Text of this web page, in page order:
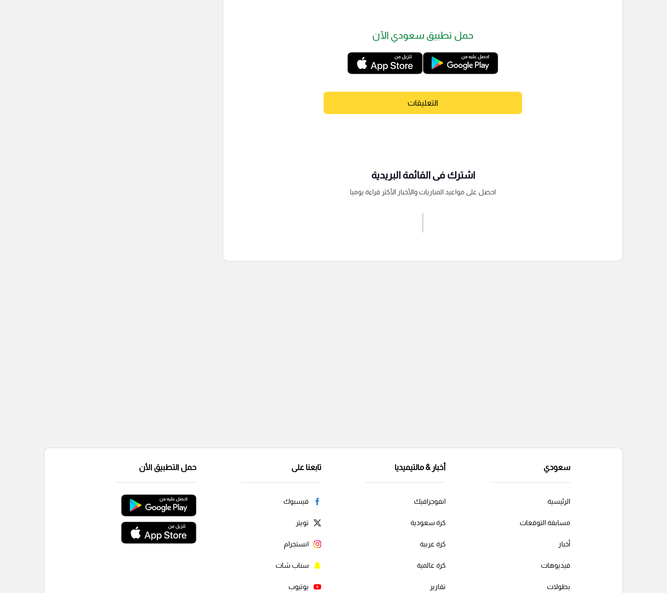
حمل تطبيق سعودي الآن
التعليقات
اشترك فى القائمة البريدية
احصل على مواعيد المباريات والأخبار الأكثر قراءة يوميا
سعودي
الرئيسية
مسابقة التوقعات
أخبار
فيديوهات
بطولات
أخبار & مالتيميديا
انفوجرافيك
كرة سعودية
كرة عربية
كرة عالمية
تقارير
تابعنا على
فيسبوك
تويتر
انستجرام
سناب شات
يوتيوب
حمل التطبيق الأن